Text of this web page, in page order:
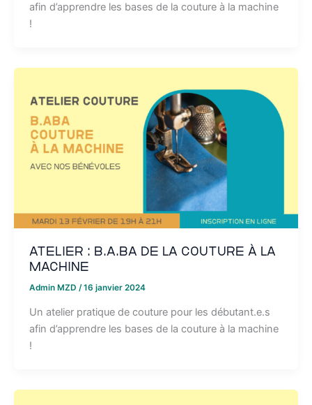
afin d’apprendre les bases de la couture à la machine
!
Atelier : B.A.BA de la couture à la
machine
Admin MZD /16 janvier 2024
Un atelier pratique de couture pour les débutant.e.s
afin d’apprendre les bases de la couture à la machine
!